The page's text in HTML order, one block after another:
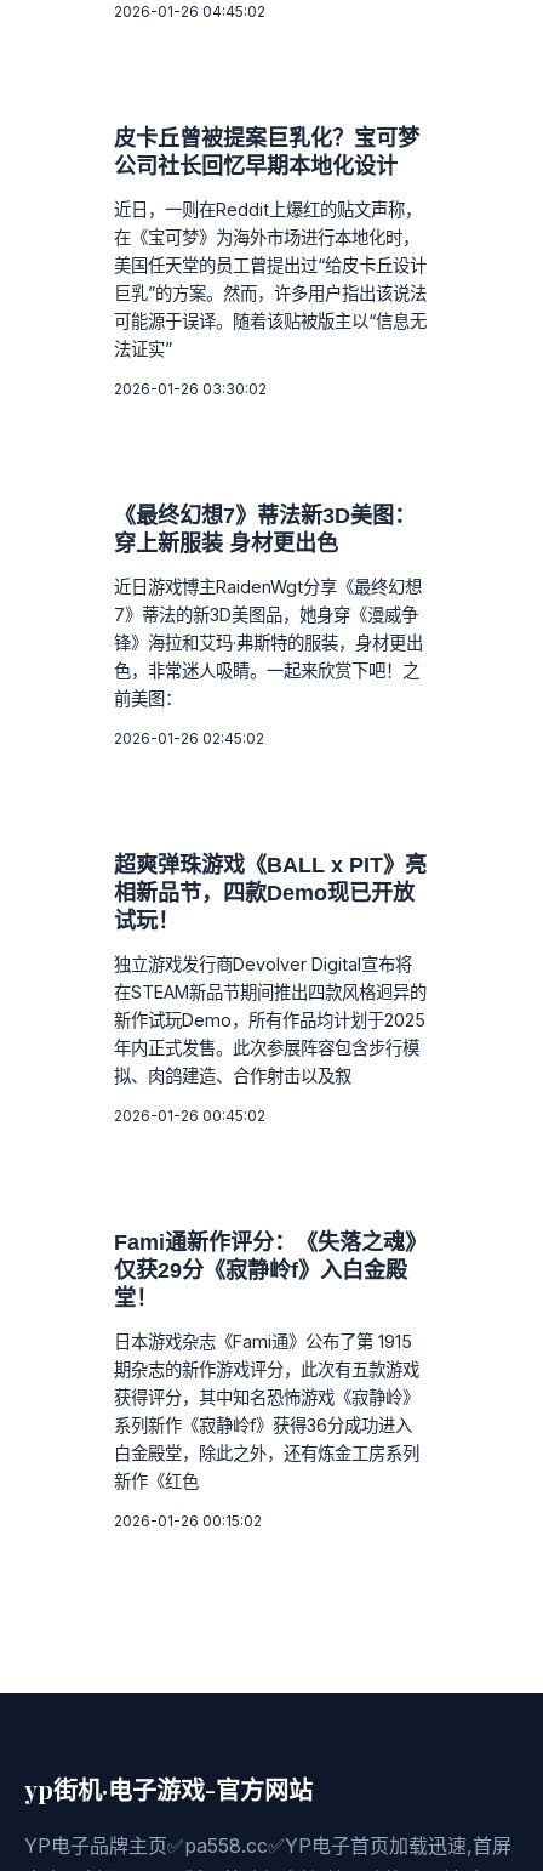
2026-01-26 04:45:02
皮卡丘曾被提案巨乳化？宝可梦
公司社长回忆早期本地化设计
近日，一则在Reddit上爆红的贴文声称，
在《宝可梦》为海外市场进行本地化时，
美国任天堂的员工曾提出过“给皮卡丘设计
巨乳”的方案。然而，许多用户指出该说法
可能源于误译。随着该贴被版主以“信息无
法证实”
2026-01-26 03:30:02
《最终幻想7》蒂法新3D美图：
穿上新服装 身材更出色
近日游戏博主RaidenWgt分享《最终幻想
7》蒂法的新3D美图品，她身穿《漫威争
锋》海拉和艾玛·弗斯特的服装，身材更出
色，非常迷人吸睛。一起来欣赏下吧！之
前美图：
2026-01-26 02:45:02
超爽弹珠游戏《BALL x PIT》亮
相新品节，四款Demo现已开放
试玩！
独立游戏发行商Devolver Digital宣布将
在STEAM新品节期间推出四款风格迥异的
新作试玩Demo，所有作品均计划于2025
年内正式发售。此次参展阵容包含步行模
拟、肉鸽建造、合作射击以及叙
2026-01-26 00:45:02
Fami通新作评分：《失落之魂》
仅获29分《寂静岭f》入白金殿
堂！
日本游戏杂志《Fami通》公布了第 1915
期杂志的新作游戏评分，此次有五款游戏
获得评分，其中知名恐怖游戏《寂静岭》
系列新作《寂静岭f》获得36分成功进入
白金殿堂，除此之外，还有炼金工房系列
新作《红色
2026-01-26 00:15:02
yp街机·电子游戏-官方网站
YP电子品牌主页✅pa558.cc✅YP电子首页加载迅速,首屏